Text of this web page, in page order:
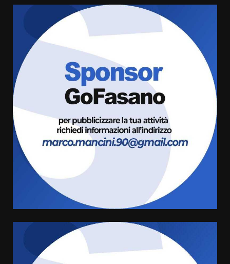
Politiche Giovanili e Mobilità
Sostenibile: premiati gli studenti
universitari del bando “La strada
8 Agosto 2026 07:15
“I Contestatori: Musica di
Rivoluzione”: nuovo
appuntamento con “Fasano in
Banda”
amarezza per esclusione dal
campionato di calcio”
7 Agosto 2026 06:00